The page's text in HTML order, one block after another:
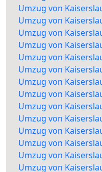
Umzug von
Umzug von
Umzug von
Umzug von
Umzug von
Umzug von
Umzug von
Umzug von
Umzug von
Umzug von
Umzug von
Umzug von
Umzug von
Umzug von